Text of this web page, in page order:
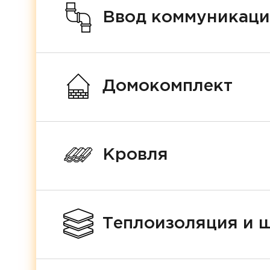
Ввод
Домокомплект
Кровля
Теплоизоляция и